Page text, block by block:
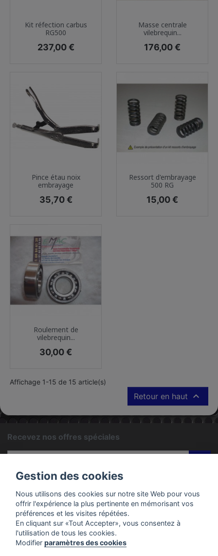
Kit réfection carbus
RG500
Prix
237,00 €
Masse centrale
vilebrequin...
Prix
176,00 €
Pince étau noix
embrayage
Prix
35,70 €
Ressort d'embrayage
500 RG
Prix
15,00 €
Roulement de
vilebrequin...
Prix
30,00 €
Affichage 1-15 de 15 article(s)
Retour en haut 
Recevez nos offres spéciales
Vous pouvez vous désinscrire à tout moment. Vous trouverez
d'utilisation du site.
PRODUITS
Gestion des cookies
Nous utilisons des cookies sur notre site Web pour vous
offrir l'expérience la plus pertinente en mémorisant vos
préférences et les visites répétées.
En cliquant sur «Tout Accepter», vous consentez à
l'utilisation de tous les cookies.
Modifier paramètres des cookies